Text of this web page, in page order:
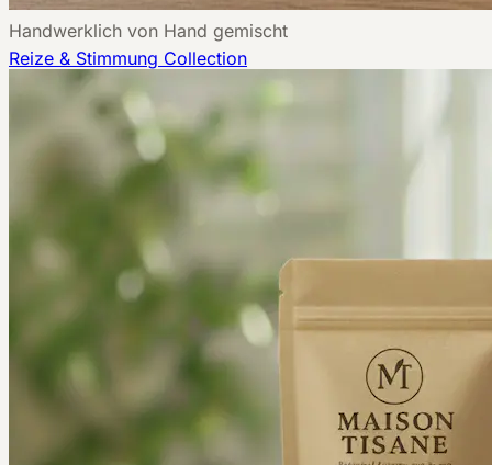
Handwerklich von Hand gemischt
Reize & Stimmung Collection